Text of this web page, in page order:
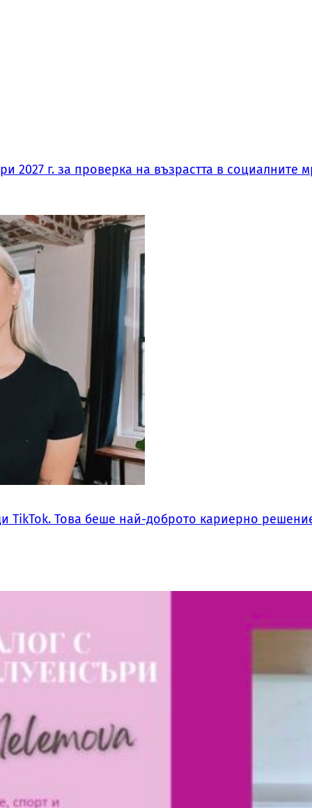
2027 г. за проверка на възрастта в социалните
TikTok. Това беше най-доброто кариерно